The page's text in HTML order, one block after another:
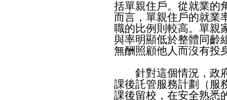
括單親住戶。從就業的
而言，單親住戶的就業
職的比例則較高。單親
與率明顯低於整體同齡
無酬照顧他人而沒有投
針對這個情況，政府
課後託管服務計劃（服
課後留校，在安全熟悉